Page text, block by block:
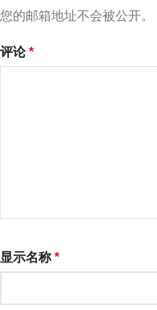
您的邮箱地址不会被公开。
评论*
显示名称*